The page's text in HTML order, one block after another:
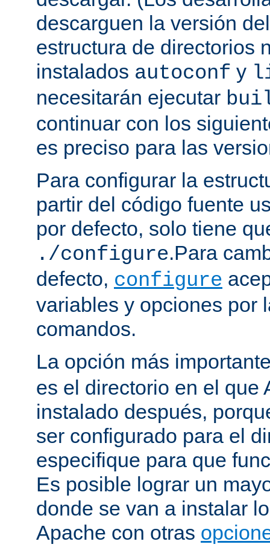
descarguen la versión
estructura de directorios
instalados autoconf y
necesitarán ejecutar
continuar con los
es preciso para las
Para configurar la
partir del código fuente
por defecto, solo tiene
./configure.Para
defecto, configure
variables y opciones por
comandos.
La opción más
es el directorio en el que
instalado después,
ser configurado para el
especifique para que
Es posible lograr un
donde se van a instalar
Apache con otras